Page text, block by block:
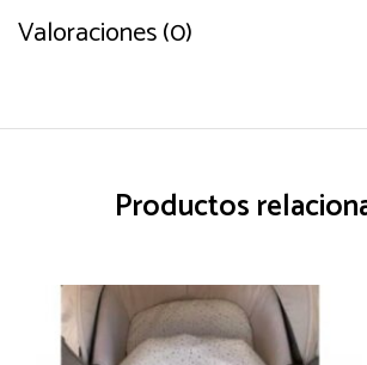
Valoraciones (0)
Productos